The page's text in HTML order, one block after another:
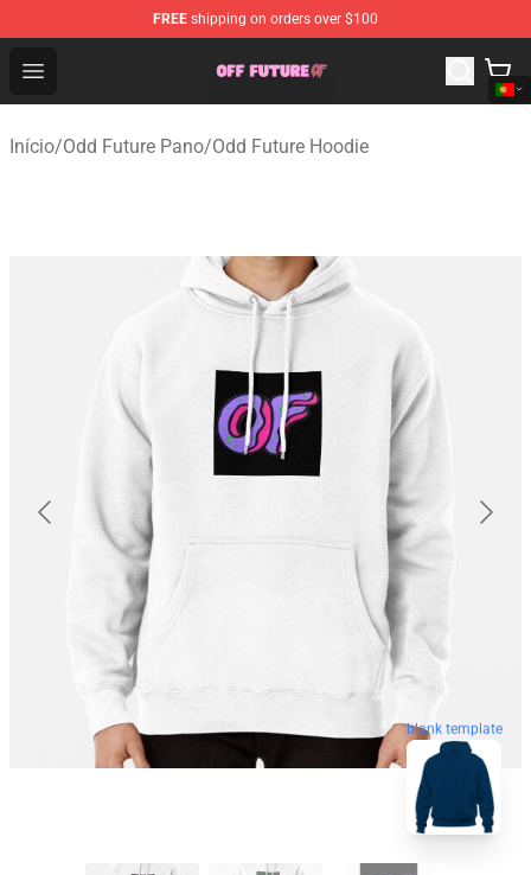
FREE shipping on orders over $100
Open menu
Odd Future Store - Official Odd Future Merchandise Shop
Início/Odd Future Pano/Odd Future Hoodie
blank template